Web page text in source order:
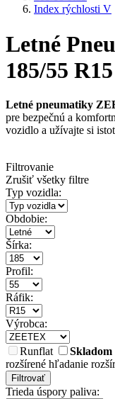
Index rýchlosti V
Letné
185/55
Letné pneumatiky
pre bezpečnú a
vozidlo a užívajte si
Filtrovanie
Zrušiť všetky filtre
Typ vozidla:
Obdobie:
Šírka:
Profil:
Ráfik:
Výrobca:
Runflat
Skladom
rozšírené hľadanie
Filtrovať
Trieda úspory paliva: